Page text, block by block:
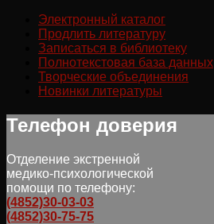
Электронный каталог
Продлить литературу
Записаться в библиотеку
Полнотекстовая база данных
Творческие объединения
Новинки литературы
Телефон доверия
Отделение экстренной
медико-психологической
помощи по телефону:
(4852)30-03-03
(4852)30-75-75